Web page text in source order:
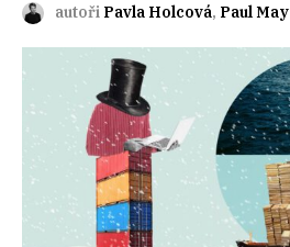
autoři Pavla Holcová, Paul May